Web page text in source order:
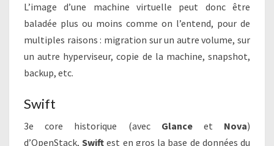
L’image d’une machine virtuelle peut donc être
baladée plus ou moins comme on l’entend, pour de
multiples raisons : migration sur un autre volume, sur
un autre hyperviseur, copie de la machine, snapshot,
backup, etc.
Swift
3e core historique (avec Glanceet Nova)
d’OpenStack,Swift est en gros la base de données du